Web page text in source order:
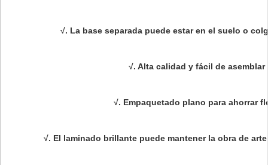
√. La base separada puede estar en el suelo o
√. Alta calidad y fácil de asemblar
√. Empaquetado plano para ahorrar
√. El laminado brillante puede mantener la obra de